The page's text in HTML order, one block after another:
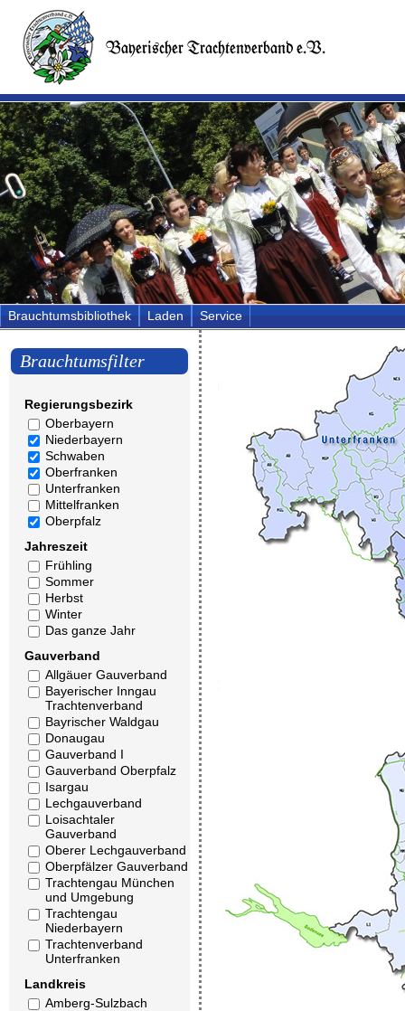
Brauchtumsbibliothek Laden Service
Brauchtumsfilter
Regierungsbezirk
Oberbayern
Niederbayern
Schwaben
Oberfranken
Unterfranken
Mittelfranken
Oberpfalz
Jahreszeit
Frühling
Sommer
Herbst
Winter
Das ganze Jahr
Gauverband
Allgäuer Gauverband
Bayerischer Inngau
Trachtenverband
Bayrischer Waldgau
Donaugau
Gauverband I
Gauverband Oberpfalz
Isargau
Lechgauverband
Loisachtaler
Gauverband
Oberer Lechgauverband
Oberpfälzer Gauverband
Trachtengau München
und Umgebung
Trachtengau
Niederbayern
Trachtenverband
Unterfranken
Landkreis
Amberg-Sulzbach